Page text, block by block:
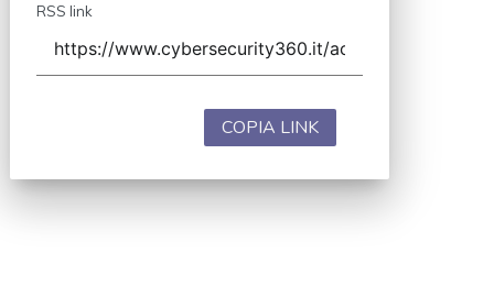
RSS link
COPIA LINK